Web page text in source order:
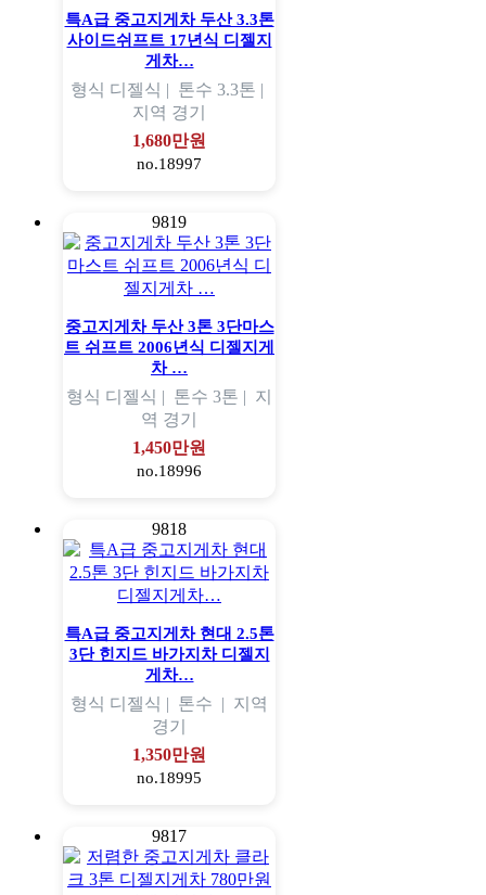
특A급 중고지게차 두산 3.3톤
사이드쉬프트 17년식 디젤지
게차…
형식 디젤식 | 톤수 3.3톤 |
지역 경기
1,680만원
no.18997
9819
중고지게차 두산 3톤 3단마스
트 쉬프트 2006년식 디젤지게
차 …
형식 디젤식 | 톤수 3톤 | 지
역 경기
1,450만원
no.18996
9818
특A급 중고지게차 현대 2.5톤
3단 힌지드 바가지차 디젤지
게차…
형식 디젤식 | 톤수 | 지역
경기
1,350만원
no.18995
9817